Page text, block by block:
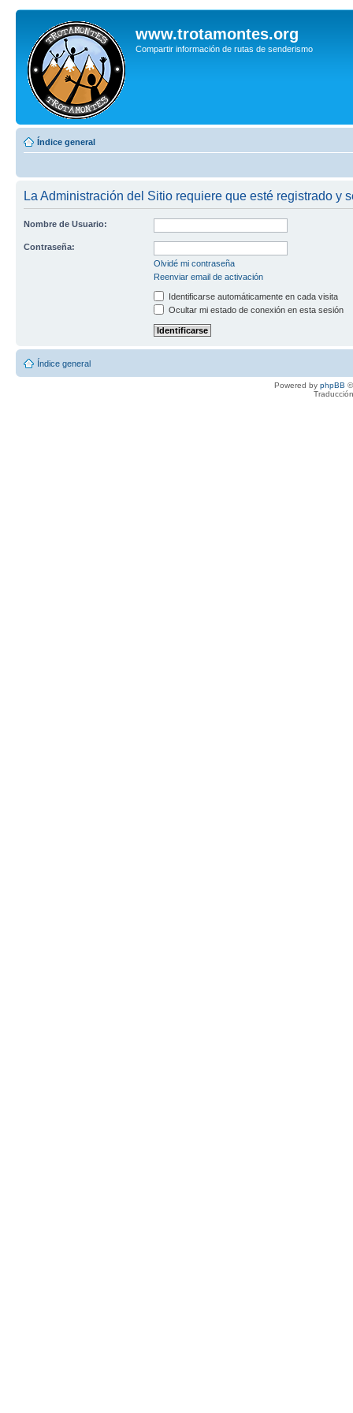
www.trotamontes.org
Compartir información de rutas de senderismo
Índice general
La Administración del Sitio requiere que esté registrado y
Nombre de Usuario:
Contraseña:
Olvidé mi contraseña
Reenviar email de activación
Identificarse automáticamente en cada visita
Ocultar mi estado de conexión en esta sesión
Índice general
Powered by phpBB